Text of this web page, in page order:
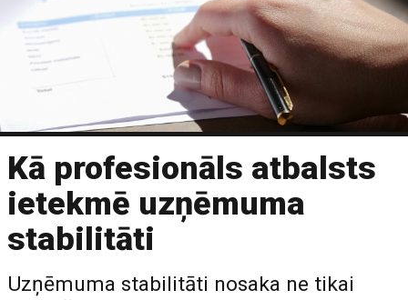
Kā profesionāls atbalsts
ietekmē uzņēmuma
stabilitāti
Uzņēmuma stabilitāti nosaka ne tikai